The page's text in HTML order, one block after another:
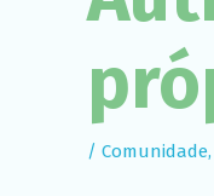
/ Comunidade,